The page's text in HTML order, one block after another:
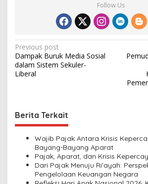
Follow Us
P
o
s
a
Previous post
Dampak Buruk Media Sosial
dalam Sistem Sekuler-
Liberal
Berita Terkait
Wajib Pajak Antara Krisis
Bayang-Bayang Aparat
Pajak, Aparat, dan Krisis
Dari Pajak Menuju Ri’ayah:
Pengelolaan Keuangan Negara